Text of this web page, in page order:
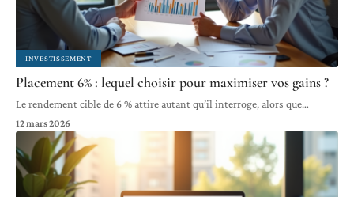
INVESTISSEMENT
Placement 6% : lequel choisir pour maximiser vos gains ?
Le rendement cible de 6 % attire autant qu’il interroge, alors que…
12 mars 2026